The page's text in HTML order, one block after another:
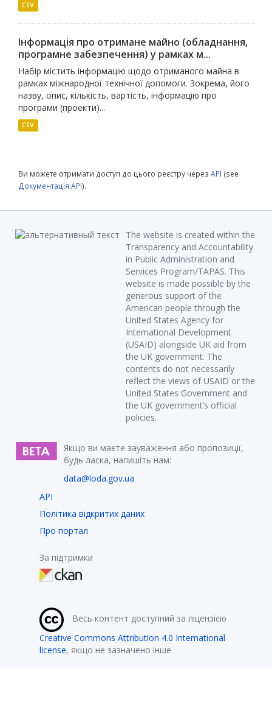
CSV
Інформація про отримане майно (обладнання,
програмне забезпечення) у рамках м...
Набір містить інформацію щодо отриманого майна в
рамках міжнародної технічної допомоги. Зокрема, його
назву, опис, кількість, вартість, інформацію про
програми (проекти)...
CSV
Ви можете отримати доступ до цього реєстру через API (see
Документація API).
The website is created within the
Transparency and Accountability
in Public Administration and
Services Program/TAPAS. This
website is made possible by the
generous support of the
American people through the
United States Agency for
International Development
(USAID) alongside UK aid from
the UK government. The
contents do not necessarily
reflect the views of USAID or the
United States Government and
the UK government’s official
policies.
Якщо ви маєте зауваження або пропозиції,
будь ласка, напишіть нам:
data@loda.gov.ua
API
Політика відкритих даних
Про портал
За підтримки
Весь контент доступний за ліцензією
Creative Commons Attribution 4.0 International
license, якщо не зазначено інше